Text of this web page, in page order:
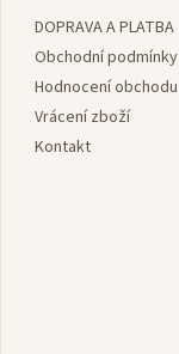
DOPRAVA A PLATBA
Obchodní podmínky
Hodnocení obchodu
Vrácení zboží
Kontakt